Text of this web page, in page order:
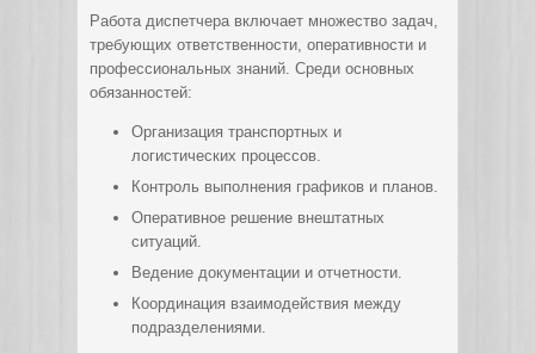
Работа диспетчера включает множество задач,
требующих ответственности, оперативности и
профессиональных знаний. Среди основных
обязанностей:
Организация транспортных и
логистических процессов.
Контроль выполнения графиков и планов.
Оперативное решение внештатных
ситуаций.
Ведение документации и отчетности.
Координация взаимодействия между
подразделениями.